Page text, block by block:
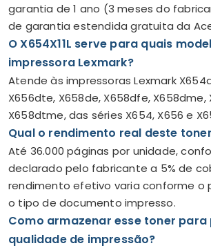
garantia de 1 ano (3 meses do
de garantia estendida gratuita da
O X654X11L serve para quais
impressora Lexmark?
Atende às impressoras Lexmark
X656dte, X658de, X658dfe,
X658dtme, das séries X654, X656 e
Qual o rendimento real deste
Até 36.000 páginas por unidade,
declarado pelo fabricante a 5% de
rendimento efetivo varia conforme o
o tipo de documento impresso.
Como armazenar esse toner
qualidade de impressão?